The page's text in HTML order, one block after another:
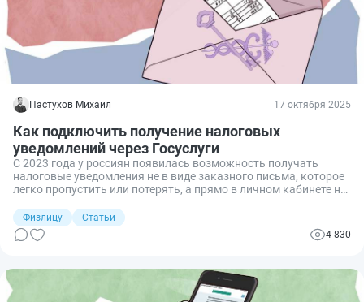
Пастухов Михаил 17 октября 2025
Как подключить получение налоговых
уведомлений через Госуслуги
С 2023 года у россиян появилась возможность получать
налоговые уведомления не в виде заказного письма, которое
легко пропустить или потерять, а прямо в личном кабинете на
данные доступны в один клик, а сроки оплаты отображаются
заранее. Но подключение этой функции отменяет бумажную
рассылку, поэтому важно понимать, как правильно оформить
подробнее, как подключить получение налоговых
уведомлений через Госуслуги.
Физлицу
Статьи
4 830